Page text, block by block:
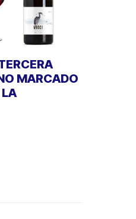
MARCADO
LA